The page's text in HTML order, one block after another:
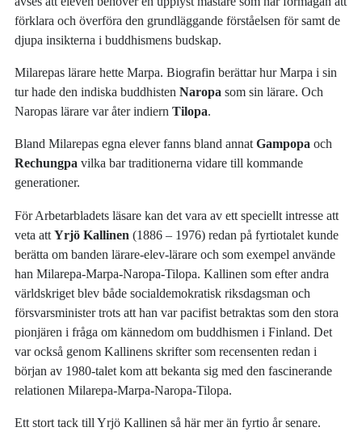
förklara och överföra den grundläggande förståelsen för samt de
djupa insikterna i buddhismens budskap.
Milarepas lärare hette Marpa. Biografin berättar hur Marpa i sin
tur hade den indiska buddhistenNaropa som sin lärare. Och
Naropas lärare var åter indiernTilopa.
Bland Milarepas egna elever fanns bland annatGampopa och
Rechungpa vilka bar traditionerna vidare till kommande
generationer.
För Arbetarbladets läsare kan det vara av ett speciellt intresse att
veta attYrjö Kallinen (1886 – 1976) redan på fyrtiotalet kunde
berätta om banden lärare-elev-lärare och som exempel använde
han Milarepa-Marpa-Naropa-Tilopa. Kallinen som efter andra
världskriget blev både socialdemokratisk riksdagsman och
försvarsminister trots att han var pacifist betraktas som den stora
pionjären i fråga om kännedom om buddhismen i Finland. Det
var också genom Kallinens skrifter som recensenten redan i
början av 1980-talet kom att bekanta sig med den fascinerande
relationen Milarepa-Marpa-Naropa-Tilopa.
Ett stort tack till Yrjö Kallinen så här mer än fyrtio år senare.